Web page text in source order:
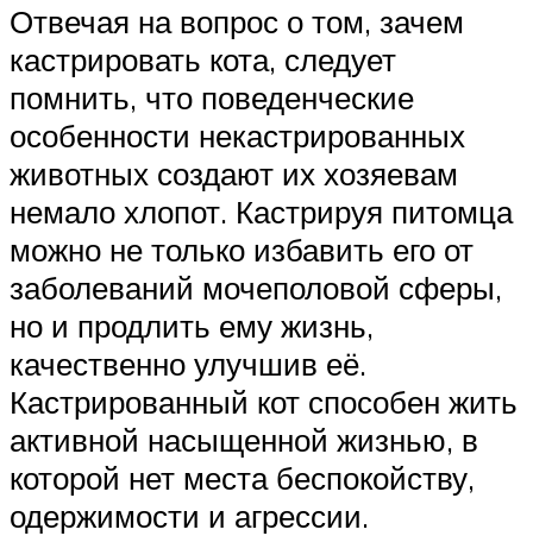
Отвечая на вопрос о том, зачем
кастрировать кота, следует
помнить, что поведенческие
особенности некастрированных
животных создают их хозяевам
немало хлопот. Кастрируя питомца
можно не только избавить его от
заболеваний мочеполовой сферы,
но и продлить ему жизнь,
качественно улучшив её.
Кастрированный кот способен жить
активной насыщенной жизнью, в
которой нет места беспокойству,
одержимости и агрессии.